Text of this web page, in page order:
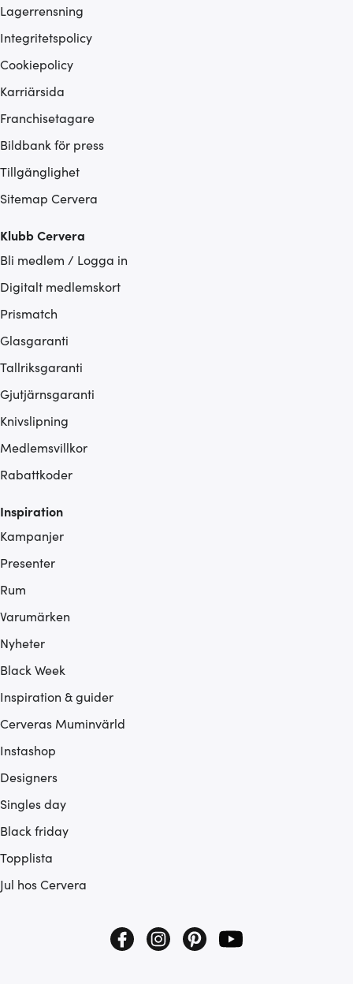
Lagerrensning
Integritetspolicy
Cookiepolicy
Karriärsida
Franchisetagare
Bildbank för press
Tillgänglighet
Sitemap Cervera
Klubb Cervera
Bli medlem / Logga in
Digitalt medlemskort
Prismatch
Glasgaranti
Tallriksgaranti
Gjutjärnsgaranti
Knivslipning
Medlemsvillkor
Rabattkoder
Inspiration
Kampanjer
Presenter
Rum
Varumärken
Nyheter
Black Week
Inspiration & guider
Cerveras Muminvärld
Instashop
Designers
Singles day
Black friday
Topplista
Jul hos Cervera